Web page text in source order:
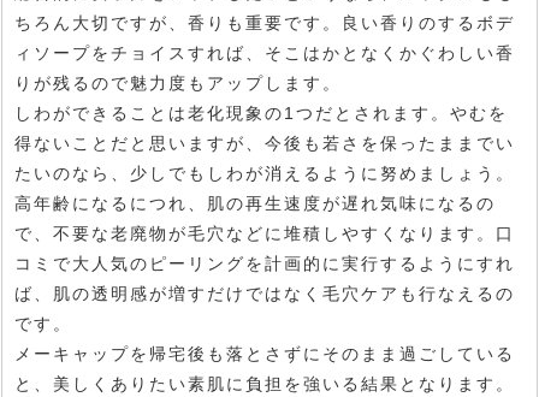
ちろん大切ですが、香りも重要です。良い香りのするボデ
ィソープをチョイスすれば、そこはかとなくかぐわしい香
りが残るので魅力度もアップします。
しわができることは老化現象の1つだとされます。やむを
得ないことだと思いますが、今後も若さを保ったままでい
たいのなら、少しでもしわが消えるように努めましょう。
高年齢になるにつれ、肌の再生速度が遅れ気味になるの
で、不要な老廃物が毛穴などに堆積しやすくなります。口
コミで大人気のピーリングを計画的に実行するようにすれ
ば、肌の透明感が増すだけではなく毛穴ケアも行なえるの
です。
メーキャップを帰宅後も落とさずにそのまま過ごしている
と、美しくありたい素肌に負担を強いる結果となります。